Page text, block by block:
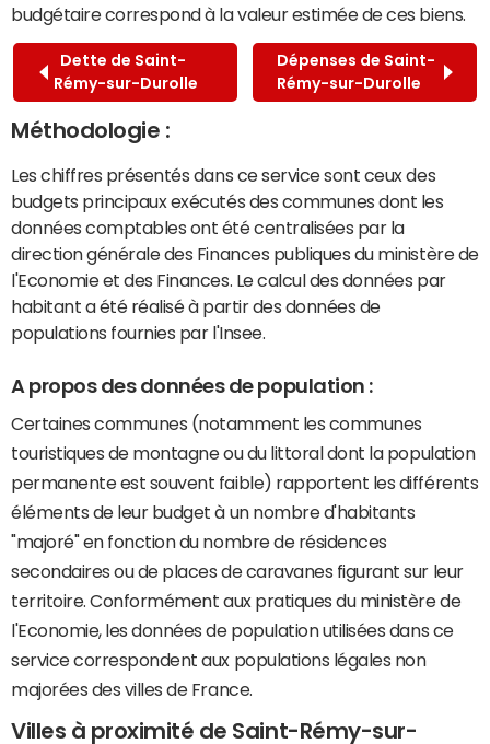
budgétaire correspond à la valeur estimée de ces biens.
Dette de Saint-
Rémy-sur-Durolle
Dépenses de Saint-
Rémy-sur-Durolle
Méthodologie :
Les chiffres présentés dans ce service sont ceux des
budgets principaux exécutés des communes dont les
données comptables ont été centralisées par la
direction générale des Finances publiques du ministère de
l'Economie et des Finances. Le calcul des données par
habitant a été réalisé à partir des données de
populations fournies par l'Insee.
A propos des données de population :
Certaines communes (notamment les communes
touristiques de montagne ou du littoral dont la population
permanente est souvent faible) rapportent les différents
éléments de leur budget à un nombre d'habitants
"majoré" en fonction du nombre de résidences
secondaires ou de places de caravanes figurant sur leur
territoire. Conformément aux pratiques du ministère de
l'Economie, les données de population utilisées dans ce
service correspondent aux populations légales non
majorées des villes de France.
Villes à proximité de Saint-Rémy-sur-